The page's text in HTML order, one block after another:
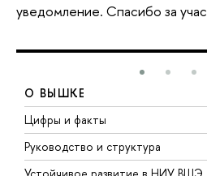
уведомление. Спасибо за
О ВЫШКЕ
Цифры и факты
Руководство и структура
Устойчивое развитие в НИУ ВШЭ